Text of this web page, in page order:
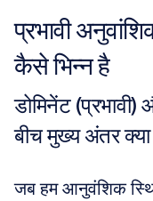
प्रभावी
कैसे भिन्न है
डोमिनेंट (प्रभावी)
बीच मुख्य अंतर
जब हम आनुवंशिक